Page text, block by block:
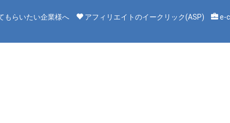
もらいたい企業様へ アフィリエイトのイークリック(ASP) e-